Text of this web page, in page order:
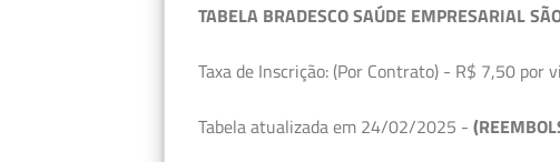
TABELA BRADESCO SAÚDE EMPRESARIAL
Taxa de Inscrição: (Por Contrato) - R$ 7,50 por
Tabela atualizada em 24/02/2025 -